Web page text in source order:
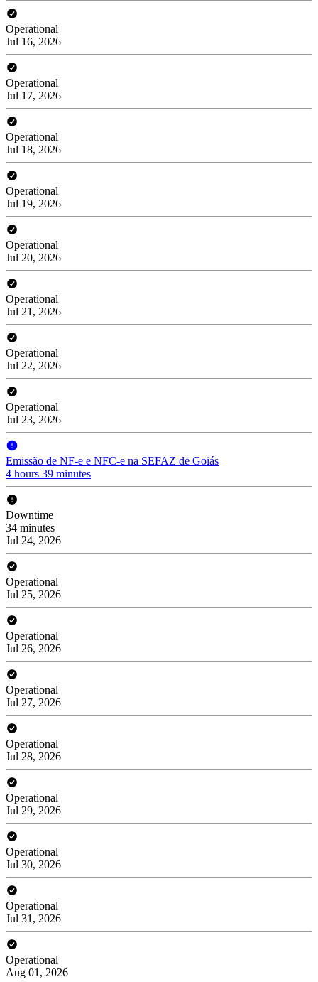
Operational
Jul 16, 2026
Operational
Jul 17, 2026
Operational
Jul 18, 2026
Operational
Jul 19, 2026
Operational
Jul 20, 2026
Operational
Jul 21, 2026
Operational
Jul 22, 2026
Operational
Jul 23, 2026
Emissão de NF-e e NFC-e na SEFAZ de Goiás
4 hours 39 minutes
Downtime
34 minutes
Jul 24, 2026
Operational
Jul 25, 2026
Operational
Jul 26, 2026
Operational
Jul 27, 2026
Operational
Jul 28, 2026
Operational
Jul 29, 2026
Operational
Jul 30, 2026
Operational
Jul 31, 2026
Operational
Aug 01, 2026